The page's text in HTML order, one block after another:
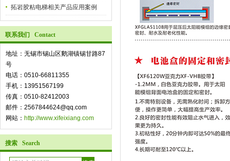
拓岩胶粘电梯相关产品应用案例
联系我们 Contact
地址：无锡市锡山区鹅湖镇锡甘路87
号
电话：0510-66811355
手机：13951567199
传真：0510-82412003
邮件：2567844624@qq.com
网站： http://www.xifeixiang.com
搜索 Search